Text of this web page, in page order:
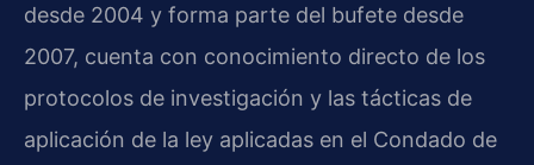
desde 2004 y forma parte del bufete desde
2007, cuenta con conocimiento directo de los
protocolos de investigación y las tácticas de
aplicación de la ley aplicadas en el Condado de